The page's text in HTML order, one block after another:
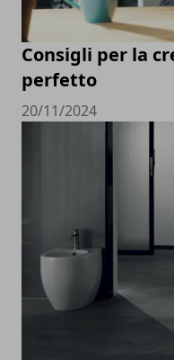
Consigli per la
perfetto
20/11/2024